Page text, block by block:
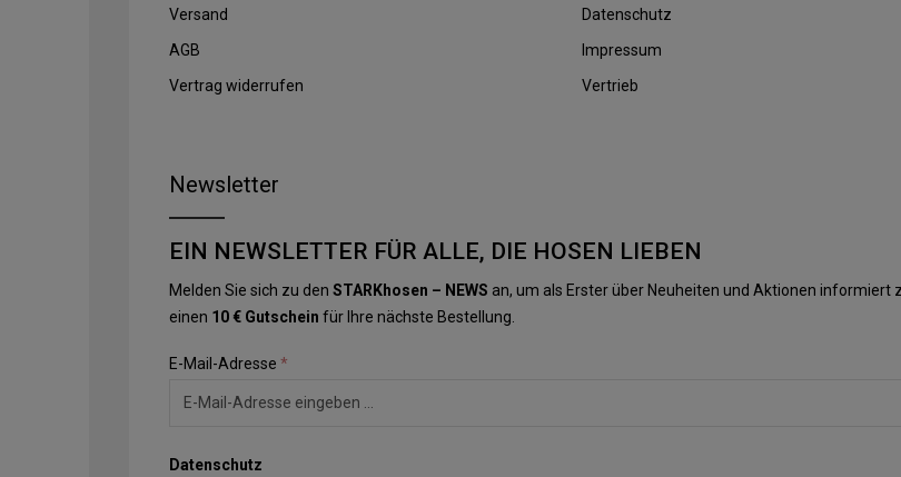
Versand
AGB
Vertrag widerrufen
Datenschutz
Impressum
Vertrieb
Newsletter
EIN NEWSLETTER FÜR ALLE, DIE HOSEN LIEBEN
Melden Sie sich zu den STARKhosen – NEWS an, um als Erster über Neuheiten und Aktionen
einen 10 € Gutschein für Ihre nächste Bestellung.
E-Mail-Adresse *
Datenschutz